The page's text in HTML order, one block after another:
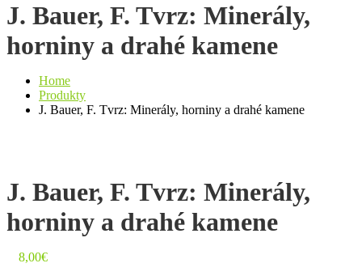
J. Bauer, F. Tvrz: Minerály,
horniny a drahé kamene
Home
Produkty
J. Bauer, F. Tvrz: Minerály, horniny a drahé kamene
J. Bauer, F. Tvrz: Minerály,
horniny a drahé kamene
8,00€